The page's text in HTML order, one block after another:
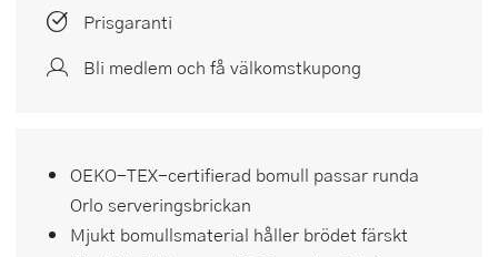
Prisgaranti
Bli medlem och få välkomstkupong
OEKO-TEX-certifierad bomull passar runda
Orlo serveringsbrickan
Mjukt bomullsmaterial håller brödet färskt